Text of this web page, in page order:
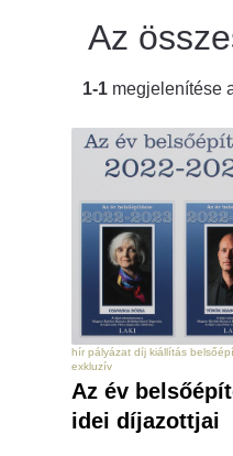
Az
1-1 megjelenítése
hír pályázat díj kiállítás
exkluzív
Az év
idei díjazottjai